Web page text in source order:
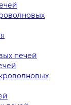
печей